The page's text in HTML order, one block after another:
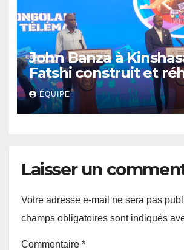
John Banza à
Fatshi construit et
des infrastructures
République »
ÉQUIPE
Laisser un
Votre adresse e-mail ne sera pas
champs obligatoires sont indiqués
Commentaire *